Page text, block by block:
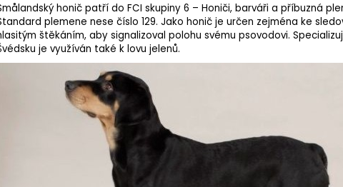
honič patří do FCI skupiny 6 – Honiči, barváři a příbuzná
plemene nese číslo 129. Jako honič je určen zejména ke
štěkáním, aby signalizoval polohu svému psovodovi.
je využíván také k lovu jelenů.